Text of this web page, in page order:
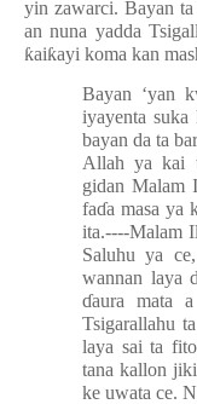
yin zawarci. Bayan ta
an nuna yadda
ƙaiƙayi koma kan
Bayan ‘yan
iyayenta suka
bayan da ta
Allah ya kai
gidan Malam
faɗa masa ya
ita.----Malam
Saluhu ya
wannan laya
ɗaura mata
Tsigarallahu
laya sai ta
tana kallon
ke uwata ce.